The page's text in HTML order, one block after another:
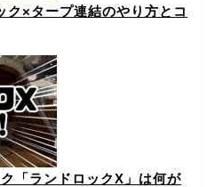
ク×タープ連結のやり方とコ
「ランドロックX」は何が